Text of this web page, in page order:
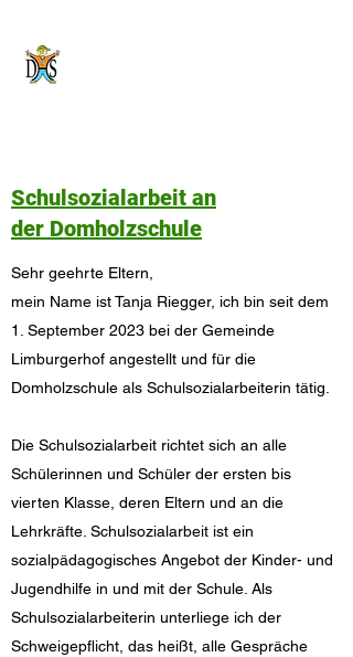
Schulsozialarbeit an
der Domholzschule
Sehr geehrte Eltern,
mein Name ist Tanja Riegger, ich bin seit dem
1. September 2023 bei der Gemeinde
Limburgerhof angestellt und für die
Domholzschule als Schulsozialarbeiterin tätig.
Die Schulsozialarbeit richtet sich an alle
Schülerinnen und Schüler der ersten bis
vierten Klasse, deren Eltern und an die
Lehrkräfte. Schulsozialarbeit ist ein
sozialpädagogisches Angebot der Kinder- und
Jugendhilfe in und mit der Schule. Als
Schulsozialarbeiterin unterliege ich der
Schweigepflicht, das heißt, alle Gespräche